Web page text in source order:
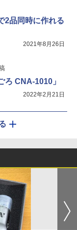
2品同時に作れる
2021年8月26日
ろ CNA-1010」
2022年2月21日